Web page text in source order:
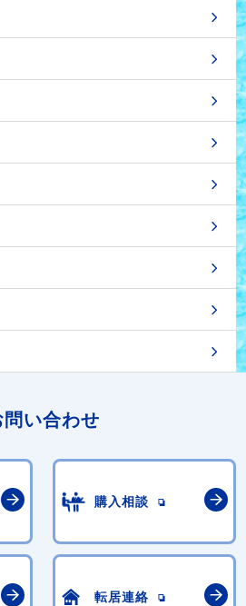
問い合わせ
購入相談
転居連絡